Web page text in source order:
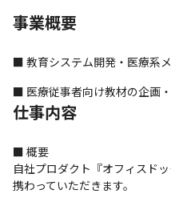
事業概要
■ 教育システム開発・医療系
■ 医療従事者向け教材の企画
仕事内容
■ 概要
自社プロダクト『オフィスド
携わっていただきます。